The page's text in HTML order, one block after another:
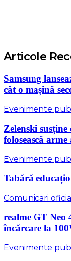
Articole
Samsung
cât o mașină
Evenimente
Zelenski
folosească
Evenimente
Tabără
Comunicari
realme GT Neo
încărcare la
Evenimente